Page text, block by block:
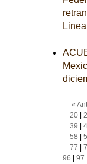
«
20|
39
58
77
96
97